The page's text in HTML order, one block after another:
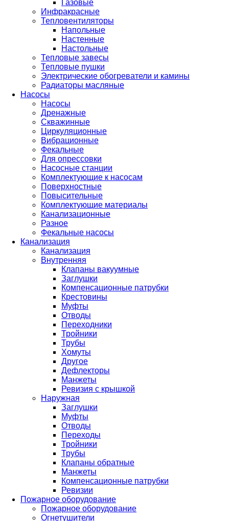
Газовые
Инфракрасные
Тепловентиляторы
Напольные
Настенные
Настольные
Тепловые завесы
Тепловые пушки
Электрические обогреватели и камины
Радиаторы масляные
Насосы
Насосы
Дренажные
Скважинные
Циркуляционные
Вибрационные
Фекальные
Для опрессовки
Насосные станции
Комплектующие к насосам
Поверхностные
Повысительные
Комплектующие материалы
Канализационные
Разное
Фекальные насосы
Канализация
Канализация
Внутренняя
Клапаны вакуумные
Заглушки
Компенсационные патрубки
Крестовины
Муфты
Отводы
Переходники
Тройники
Трубы
Хомуты
Другое
Дефлекторы
Манжеты
Ревизия с крышкой
Наружная
Заглушки
Муфты
Отводы
Переходы
Тройники
Трубы
Клапаны обратные
Манжеты
Компенсационные патрубки
Ревизии
Пожарное оборудование
Пожарное оборудование
Огнетушители